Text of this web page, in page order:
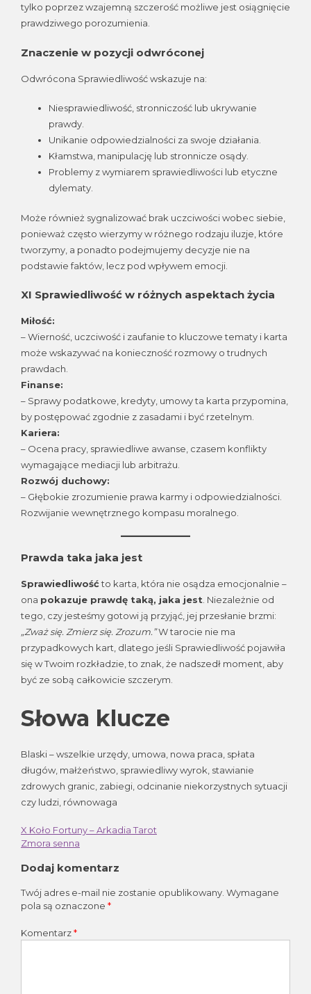
tylko poprzez wzajemną szczerość możliwe jest osiągnięcie
prawdziwego porozumienia.
Znaczenie w pozycji odwróconej
Odwrócona Sprawiedliwość wskazuje na:
Niesprawiedliwość, stronniczość lub ukrywanie
prawdy.
Unikanie odpowiedzialności za swoje działania.
Kłamstwa, manipulację lub stronnicze osądy.
Problemy z wymiarem sprawiedliwości lub etyczne
dylematy.
Może również sygnalizować brak uczciwości wobec siebie,
ponieważ często wierzymy w różnego rodzaju iluzje, które
tworzymy, a ponadto podejmujemy decyzje nie na
podstawie faktów, lecz pod wpływem emocji.
XI Sprawiedliwość w różnych aspektach życia
Miłość:
– Wierność, uczciwość i zaufanie to kluczowe tematy i karta
może wskazywać na konieczność rozmowy o trudnych
prawdach.
Finanse:
– Sprawy podatkowe, kredyty, umowy ta karta przypomina,
by postępować zgodnie z zasadami i być rzetelnym.
Kariera:
– Ocena pracy, sprawiedliwe awanse, czasem konflikty
wymagające mediacji lub arbitrażu.
Rozwój duchowy:
– Głębokie zrozumienie prawa karmy i odpowiedzialności.
Rozwijanie wewnętrznego kompasu moralnego.
Prawda taka jaka jest
Sprawiedliwośćto karta, która nie osądza emocjonalnie –
ona pokazuje prawdę taką, jaka jest . Niezależnie od
tego, czy jesteśmy gotowi ją przyjąć, jej przesłanie brzmi:
„Zważ się. Zmierz się. Zrozum.”W tarocie nie ma
przypadkowych kart, dlatego jeśli Sprawiedliwość pojawiła
się w Twoim rozkładzie, to znak, że nadszedł moment, aby
być ze sobą całkowicie szczerym.
Słowa klucze
Blaski – wszelkie urzędy, umowa, nowa praca, spłata
długów, małżeństwo, sprawiedliwy wyrok, stawianie
zdrowych granic, zabiegi, odcinanie niekorzystnych sytuacji
czy ludzi, równowaga
Nawigacja
wpisu
X Koło Fortuny – Arkadia Tarot
Zmora senna
Dodaj komentarz
Twój adres e-mail nie zostanie opublikowany. Wymagane
pola są oznaczone *
Komentarz*